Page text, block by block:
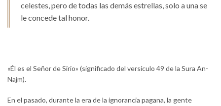
celestes, pero de todas las demás estrellas, solo a una se
le concede tal honor.
«Él es el Señor de Sirio» (significado del versículo 49 de la Sura An-
Najm).
En el pasado, durante la era de la ignorancia pagana, la gente